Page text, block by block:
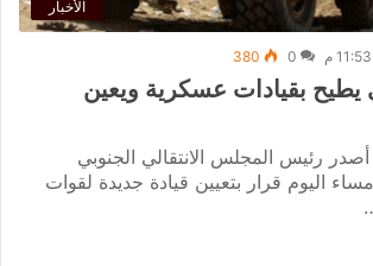
الأخبار
0
380
يطيح بقيادات عسكرية ويعين
رئيس المجلس الانتقالي الجنوبي
اليوم قرار بتعيين قيادة جديدة لقوات